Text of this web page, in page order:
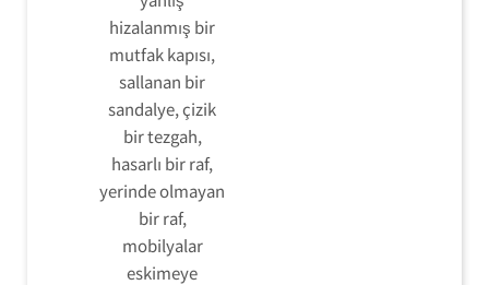
hizalanmış bir
mutfak kapısı,
sallanan bir
sandalye, çizik
bir tezgah,
hasarlı bir raf,
yerinde olmayan
bir raf,
mobilyalar
eskimeye